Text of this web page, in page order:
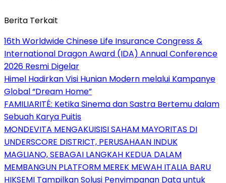
Berita Terkait
16th Worldwide Chinese Life Insurance Congress &
International Dragon Award (IDA) Annual Conference
2026 Resmi Digelar
Himel Hadirkan Visi Hunian Modern melalui Kampanye
Global “Dream Home”
FAMILIARITÉ: Ketika Sinema dan Sastra Bertemu dalam
Sebuah Karya Puitis
MONDEVITA MENGAKUISISI SAHAM MAYORITAS DI
UNDERSCORE DISTRICT, PERUSAHAAN INDUK
MAGLIANO, SEBAGAI LANGKAH KEDUA DALAM
MEMBANGUN PLATFORM MEREK MEWAH ITALIA BARU
HIKSEMI Tampilkan Solusi Penyimpanan Data untuk